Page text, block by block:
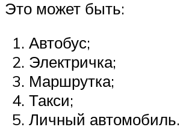
Это может быть:
Автобус;
Электричка;
Маршрутка;
Такси;
Личный автомобиль.